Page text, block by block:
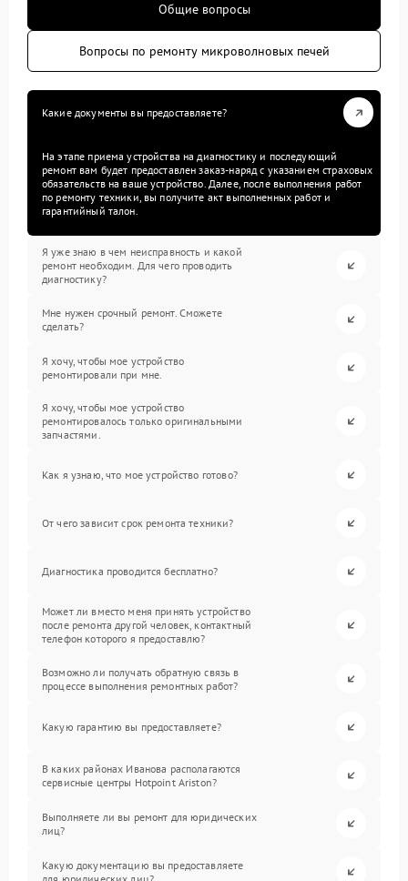
Общие вопросы
Вопросы по ремонту микроволновых печей
Какие документы вы предоставляете?
На этапе приема устройства на диагностику и последующий
ремонт вам будет предоставлен заказ-наряд с указанием страховых
обязательств на ваше устройство. Далее, после выполнения работ
по ремонту техники, вы получите акт выполненных работ и
гарантийный талон.
Я уже знаю в чем неисправность и какой
ремонт необходим. Для чего проводить
диагностику?
Мне нужен срочный ремонт. Сможете
сделать?
Я хочу, чтобы мое устройство
ремонтировали при мне.
Я хочу, чтобы мое устройство
ремонтировалось только оригинальными
запчастями.
Как я узнаю, что мое устройство готово?
От чего зависит срок ремонта техники?
Диагностика проводится бесплатно?
Может ли вместо меня принять устройство
после ремонта другой человек, контактный
телефон которого я предоставлю?
Возможно ли получать обратную связь в
процессе выполнения ремонтных работ?
Какую гарантию вы предоставляете?
В каких районах Иванова располагаются
сервисные центры Hotpoint Ariston?
Выполняете ли вы ремонт для юридических
лиц?
Какую документацию вы предоставляете
для юридических лиц?